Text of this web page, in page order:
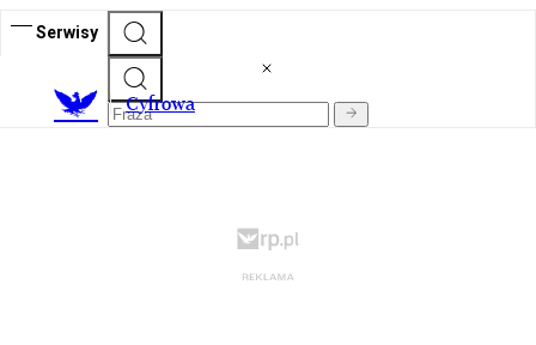
Serwisy
Cyfrowa